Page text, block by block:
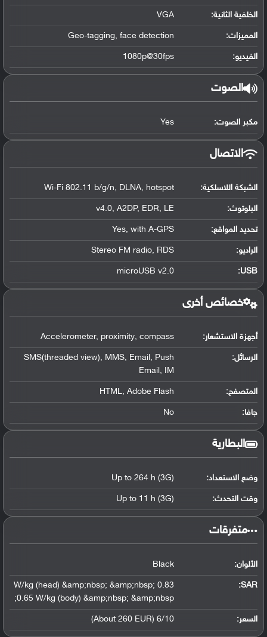
الخلفية الثانية: VGA
المميزات: Geo-tagging, face detection
الفيديو: 1080p@30fps
الصوت
مكبر الصوت: Yes
الاتصال
الشبكة اللاسلكية: Wi-Fi 802.11 b/g/n, DLNA, hotspot
البلوتوث:
v4.0, A2DP, EDR, LE
تحديد المواقع:
Yes, with A-GPS
الراديو: Stereo FM radio, RDS
USB
:
microUSB v2.0
خصائص أخرى
أجهزة الاستشعار: Accelerometer, proximity, compass
الرسائل:
SMS(threaded view), MMS, Email, Push
Email, IM
المتصفح: HTML, Adobe Flash
جافا: No
البطارية
وضع الاستعداد: Up to 264 h (3G)
وقت التحدث: Up to 11 h (3G)
‏متفرقات‏
الألوان: Black
SAR
:
0.83 W/kg (head) &amp;nbsp; &amp;nbsp;
0.65 W/kg (body) &amp;nbsp; &amp;nbsp;
السعر: 6/10 (About 260 EUR)